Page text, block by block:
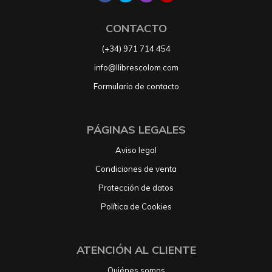
CONTACTO
(+34) 971 714 454
info@llibrescolom.com
Formulario de contacto
PÁGINAS LEGALES
Aviso legal
Condiciones de venta
Protección de datos
Política de Cookies
ATENCIÓN AL CLIENTE